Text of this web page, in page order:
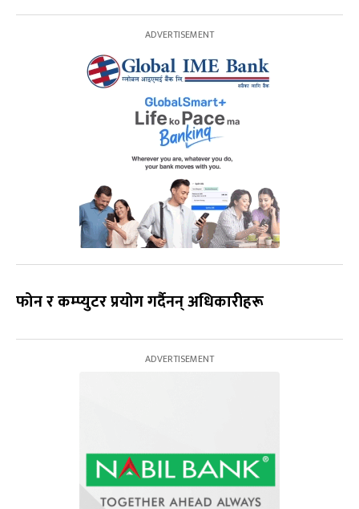
फोन र कम्प्युटर प्रयोग गर्दैनन् अधिकारीहरू